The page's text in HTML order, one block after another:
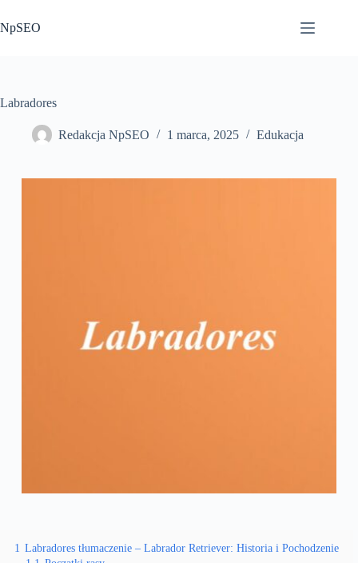
do
treści
NpSEO
Labradores
Redakcja NpSEO 1 marca, 2025 Edukacja
1 Labradores tłumaczenie – Labrador Retriever: Historia i Pochodzenie